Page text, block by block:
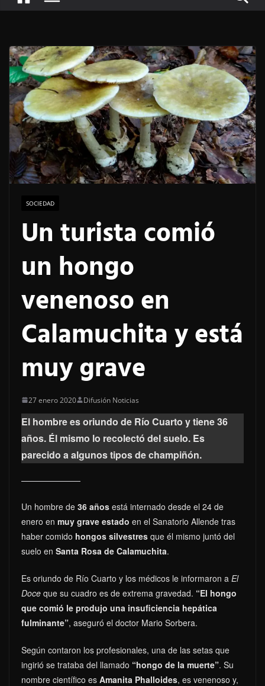
SOCIEDAD
Un turista comió
un hongo
venenoso en
Calamuchita y está
muy grave
27 enero 2020 Difusión Noticias
El hombre es oriundo de Río Cuarto y tiene 36
años. Él mismo lo recolectó del suelo. Es
parecido a algunos tipos de champiñón.
Un hombre de 36 años está internado desde el 24 de
enero en muy grave estado en el Sanatorio Allende tras
haber comido hongos silvestres que él mismo juntó del
suelo en Santa Rosa de Calamuchita.
Es oriundo de Río Cuarto y los médicos le informaron a El
Doce que su cuadro es de extrema gravedad. “El hongo
que comió le produjo una insuficiencia hepática
fulminante”, aseguró el doctor Mario Sorbera.
Según contaron los profesionales, una de las setas que
ingirió se trataba del llamado “hongo de la muerte”. Su
nombre científico es Amanita Phalloides, es venenoso y,